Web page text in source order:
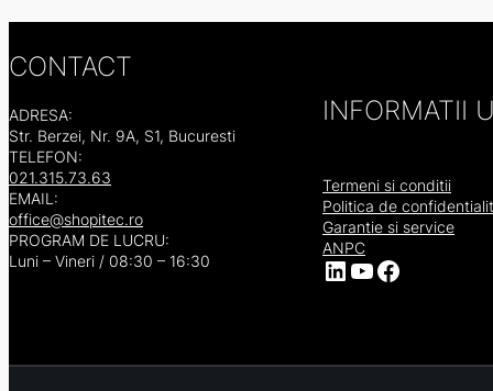
CONTACT
ADRESA:
Str. Berzei, Nr. 9A, S1, Bucuresti
TELEFON:
021.315.73.63
EMAIL:
office@shopitec.ro
PROGRAM DE LUCRU:
Luni – Vineri / 08:30 – 16:30
INFORMATII
Termeni si conditii
Politica de
Garantie si service
ANPC
LinkedIn YouTube Facebook